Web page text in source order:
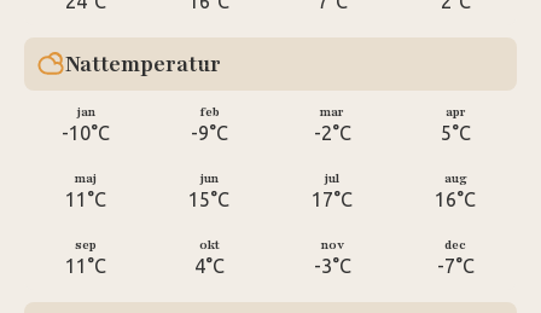
Nattemperatur
jan
-10°C
feb
-9°C
mar
-2°C
apr
5°C
maj
11°C
jun
15°C
jul
17°C
aug
16°C
sep
11°C
okt
4°C
nov
-3°C
dec
-7°C